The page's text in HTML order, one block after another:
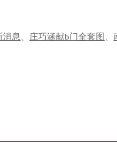
消息 庄巧涵献b门全套图